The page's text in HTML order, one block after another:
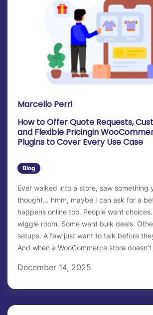
Marcello Perri
How to Offer Quote Requests,
and Flexible Pricingin
Plugins to Cover Every Use Case
Blog
Ever walked into a store, saw something
thought… hmm, maybe I can ask for a
happens online too. People want
wiggle room. Some want bulk deals.
setups. A few just want to talk before
And when a WooCommerce store
December 14, 2025